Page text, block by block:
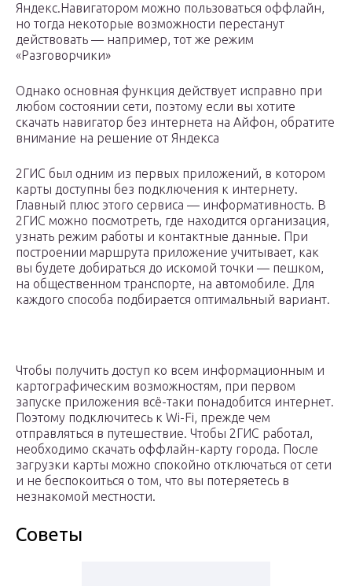
Яндекс.Навигатором можно пользоваться оффлайн,
но тогда некоторые возможности перестанут
действовать — например, тот же режим
«Разговорчики»
Однако основная функция действует исправно при
любом состоянии сети, поэтому если вы хотите
скачать навигатор без интернета на Айфон, обратите
внимание на решение от Яндекса
2ГИС был одним из первых приложений, в котором
карты доступны без подключения к интернету.
Главный плюс этого сервиса — информативность. В
2ГИС можно посмотреть, где находится организация,
узнать режим работы и контактные данные. При
построении маршрута приложение учитывает, как
вы будете добираться до искомой точки — пешком,
на общественном транспорте, на автомобиле. Для
каждого способа подбирается оптимальный вариант.
Чтобы получить доступ ко всем информационным и
картографическим возможностям, при первом
запуске приложения всё-таки понадобится интернет.
Поэтому подключитесь к Wi-Fi, прежде чем
отправляться в путешествие. Чтобы 2ГИС работал,
необходимо скачать оффлайн-карту города. После
загрузки карты можно спокойно отключаться от сети
и не беспокоиться о том, что вы потеряетесь в
незнакомой местности.
Советы